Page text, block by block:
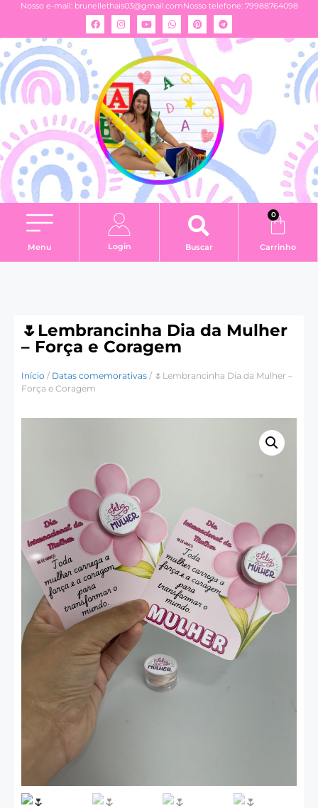
Nosso e-mail: brunellethais03@gmail.comNosso telefone: 79988764098
Menu Login Buscar
0
Carrinho
🌷Lembrancinha Dia da Mulher
– Força e Coragem
Início / Datas comemorativas / 🌷Lembrancinha Dia da Mulher –
Força e Coragem